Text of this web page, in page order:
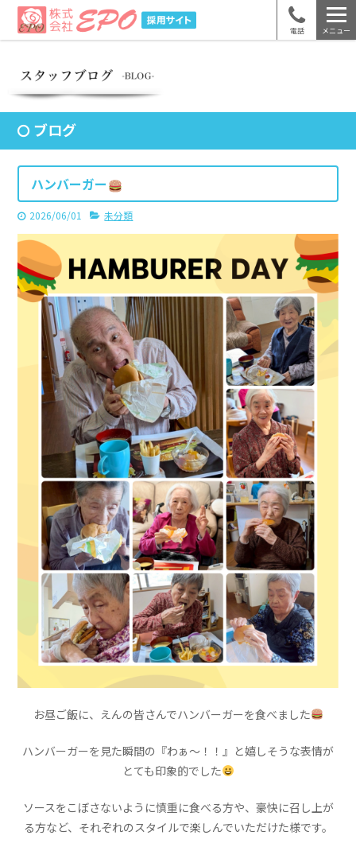
電話 メニュー
ブログ
ハンバーガー
2026/06/01 未分類
お昼ご飯に、えんの皆さんでハンバーガーを食べました
ハンバーガーを見た瞬間の『わぁ〜！！』と嬉しそうな表情が
とても印象的でした
ソースをこぼさないように慎重に食べる方や、豪快に召し上が
る方など、それぞれのスタイルで楽しんでいただけた様です。